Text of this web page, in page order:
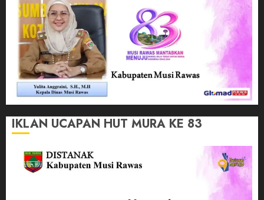
IKLAN UCAPAN HUT MURA KE 83